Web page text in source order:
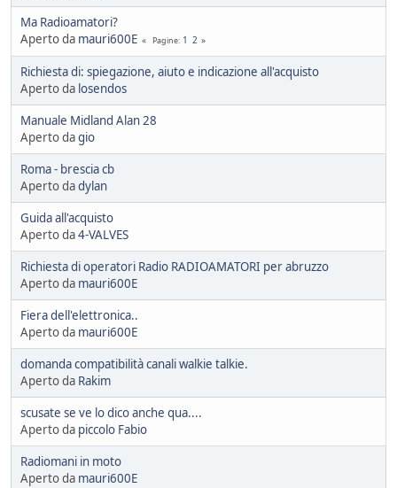
Ma Radioamatori?
Aperto da mauri600E Pagine 1 2
Richiesta di: spiegazione, aiuto e indicazione all'acquisto
Aperto da losendos
Manuale Midland Alan 28
Aperto dagio
Roma - brescia cb
Aperto dadylan
Guida all'acquisto
Aperto da4-VALVES
Richiesta di operatori Radio RADIOAMATORI per abruzzo
Aperto da mauri600E
Fiera dell'elettronica..
Aperto da mauri600E
domanda compatibilità canali walkie talkie.
Aperto da Rakim
scusate se ve lo dico anche qua....
Aperto da piccolo Fabio
Radiomani in moto
Aperto da mauri600E